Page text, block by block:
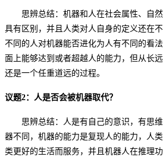
思辨总结：机器和人在社会属性、自
具有区别，并且人类对人自身的定义还在
不同的人对机器能否进化为人有不同的看
面上能够达到或者超越人的能力，但从长
还是一个任重道远的过程。
议题2：人是否会被机器取代？
思辨总结：人是有自己的意识，有思
器不同，机器的能力是复现人的能力，人
类更好的生活而服务，并且机器人在推理